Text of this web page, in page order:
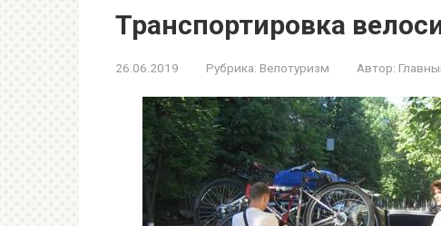
Транспортировка
26.06.2019 Рубрика: Велотуризм Автор: